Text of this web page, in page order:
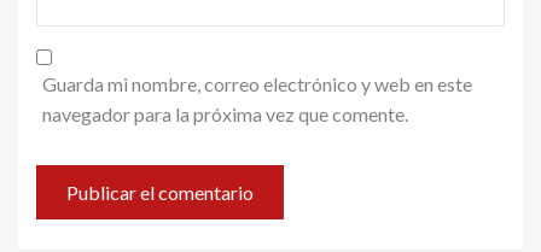
Guarda mi nombre, correo electrónico y web en este
navegador para la próxima vez que comente.